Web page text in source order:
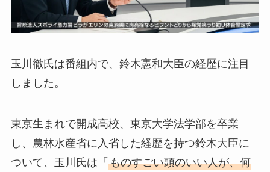
玉川徹氏は番組内で、鈴木憲和大臣の経歴に注目
しました。
東京生まれで開成高校、東京大学法学部を卒業
し、農林水産省に入省した経歴を持つ鈴木大臣に
ついて、玉川氏は「 ものすごい頭のいい人が、何